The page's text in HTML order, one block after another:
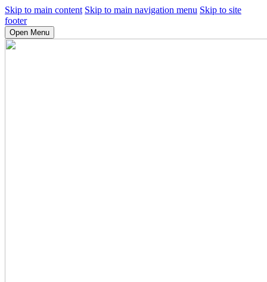
Skip to main content Skip to main navigation menu Skip to site
footer
Open Menu